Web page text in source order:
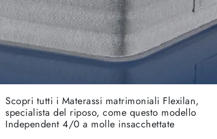
Scopri tutti i Materassi matrimoniali Flexilan,
specialista del riposo, come questo modello
Independent 4/0 a molle insacchettate